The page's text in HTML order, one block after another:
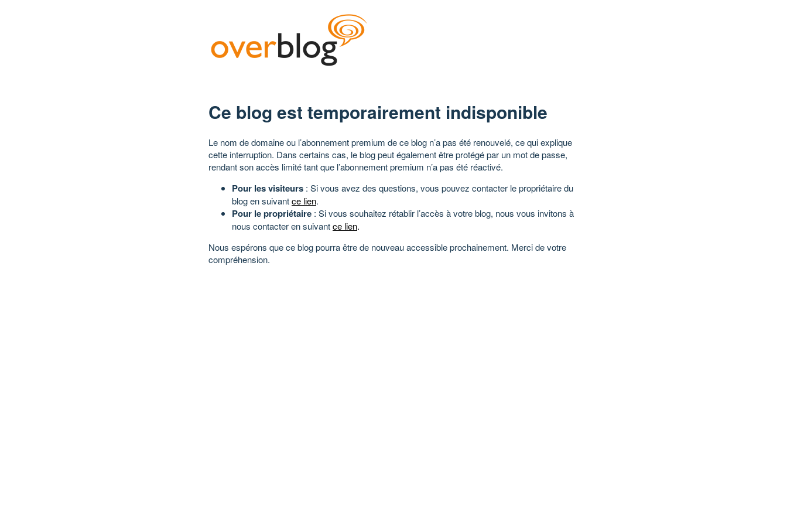
Ce blog est temporairement indisponible
Le nom de domaine ou l’abonnement premium de ce blog n’a pas été renouvelé, ce qui explique
cette interruption. Dans certains cas, le blog peut également être protégé par un mot de passe,
rendant son accès limité tant que l’abonnement premium n’a pas été réactivé.
Pour les visiteurs : Si vous avez des questions, vous pouvez contacter le propriétaire du
blog en suivantce lien.
Pour le propriétaire : Si vous souhaitez rétablir l’accès à votre blog, nous vous invitons à
nous contacter en suivantce lien.
Nous espérons que ce blog pourra être de nouveau accessible prochainement. Merci de votre
compréhension.